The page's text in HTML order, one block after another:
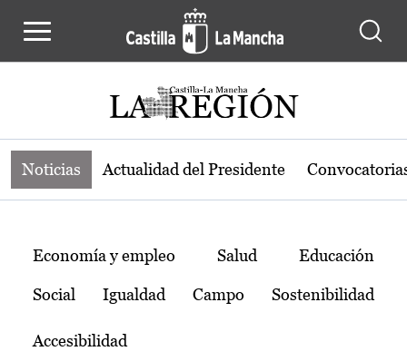
Noticias de la región de Castilla-La
Noticias Actualidad del Presidente
Temas
Economía y empleo Salud Educación
Social Igualdad Campo Sostenibilidad
Accesibilidad